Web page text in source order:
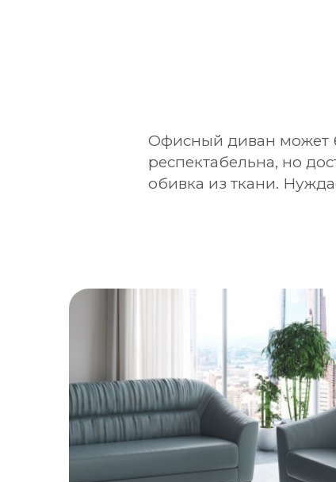
Офисный диван может
респектабельна, но
обивка из ткани.